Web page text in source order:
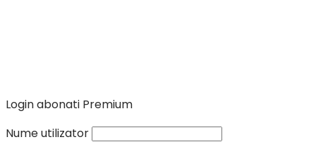
Login abonati Premium
Nume utilizator